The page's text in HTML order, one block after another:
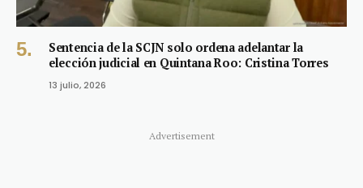
Sentencia de la SCJN solo ordena adelantar la
elección judicial en Quintana Roo: Cristina Torres
13 julio, 2026
Advertisement